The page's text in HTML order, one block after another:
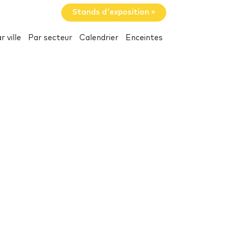
Stands d'exposition »
ville Par secteur Calendrier Enceintes